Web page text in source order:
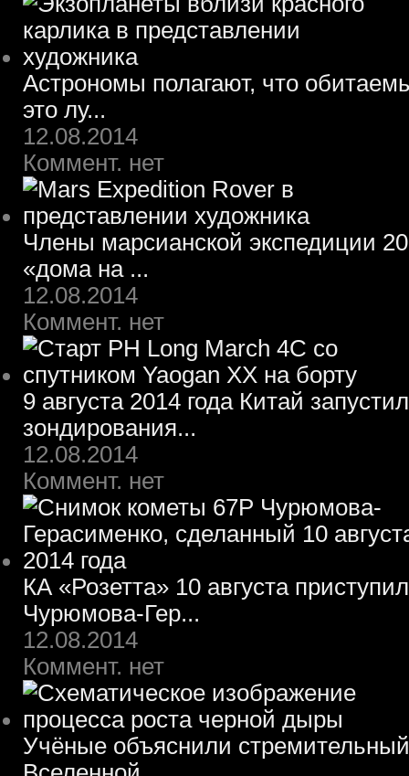
Астрономы полагают, что
это лу...
12.08.2014
Коммент. нет
Члены марсианской экспедиции
«дома на ...
12.08.2014
Коммент. нет
9 августа 2014 года Китай
зондирования...
12.08.2014
Коммент. нет
КА «Розетта» 10 августа
Чурюмова-Гер...
12.08.2014
Коммент. нет
Учёные объяснили